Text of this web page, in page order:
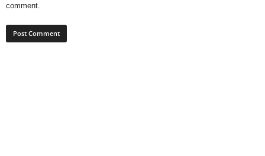
comment.